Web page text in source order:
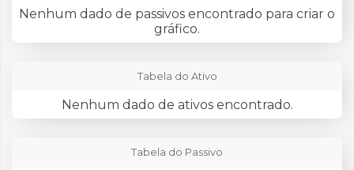
Nenhum dado de passivos encontrado para criar o
gráfico.
Tabela do Ativo
Nenhum dado de ativos encontrado.
Tabela do Passivo